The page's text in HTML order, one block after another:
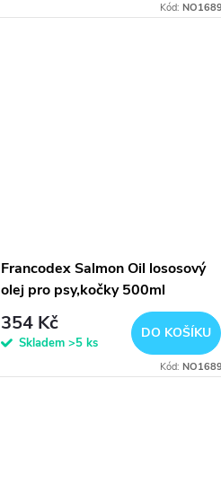
Kód:
Francodex Salmon Oil lososový
olej pro psy,kočky 500ml
354 Kč
Skladem >5 ks
DO KOŠÍKU
Kód: